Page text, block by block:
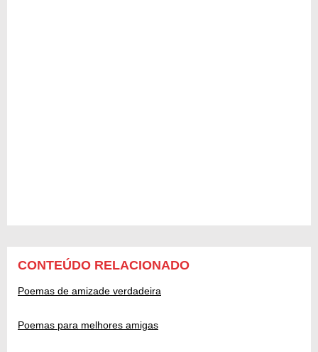
CONTEÚDO RELACIONADO
Poemas de amizade verdadeira
Poemas para melhores amigas